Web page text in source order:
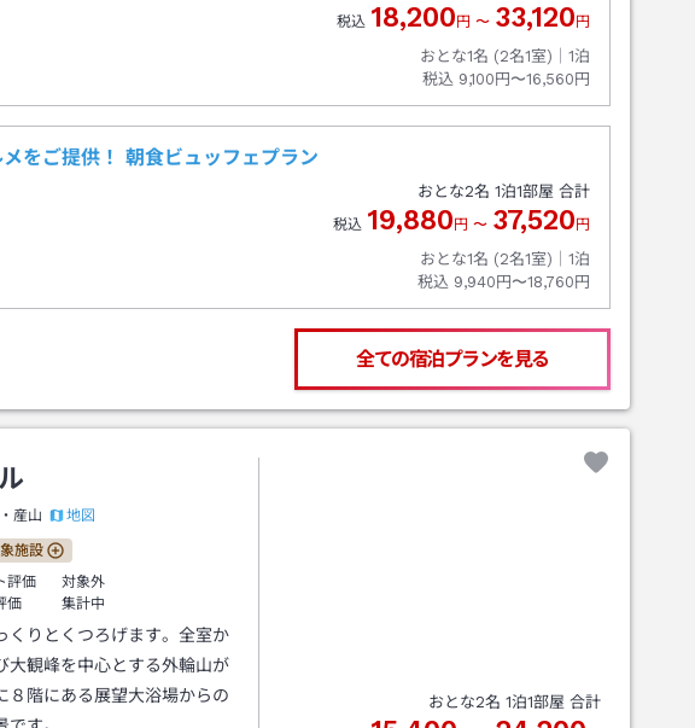
税込 18,200 円 〜 33,120 円
おとな1名 (2名1室)｜ 1泊
税込 9,100円〜16,560円
をご提供！ 朝食ビュッフェプラン
おとな2名 1泊1部屋 合計
税込 19,880 円 〜 37,520 円
おとな1名 (2名1室)｜ 1泊
税込 9,940円〜18,760円
全ての宿泊プランを見る
産山 地図
施設
評価
対象外
価
集計中
くりとくつろげます。全室か
大観峰を中心とする外輪山が
８階にある展望大浴場からの
おとな2名 1泊1部屋 合計